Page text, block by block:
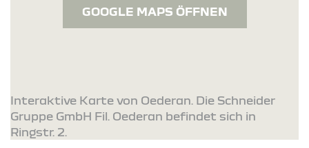
GOOGLE MAPS ÖFFNEN
Interaktive Karte von Oederan. Die Schneider
Gruppe GmbH Fil. Oederan befindet sich in
Ringstr. 2.